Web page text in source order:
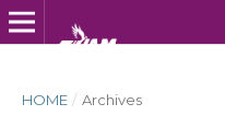
HOME / Archives